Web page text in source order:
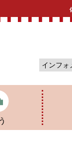
インフォ